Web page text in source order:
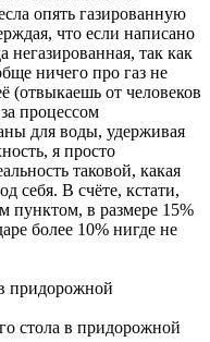
опять газированную
что если написано
негазированная, так как
ничего про газ не
(отвыкаешь от человеков
процессом
для воды, удерживая
я просто
таковой, какая
себя. В счёте, кстати,
пунктом, в размере 15%
более 10% нигде не
стола в придорожной